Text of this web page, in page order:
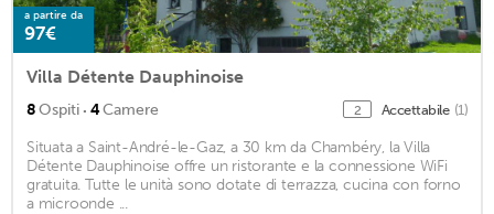
a partire da
97€
Villa Détente Dauphinoise
8Ospiti · 4Camere 2 Accettabile (1)
Situata a Saint-André-le-Gaz, a 30 km da Chambéry, la Villa
Détente Dauphinoise offre un ristorante e la connessione WiFi
gratuita. Tutte le unità sono dotate di terrazza, cucina con forno
a microonde ...